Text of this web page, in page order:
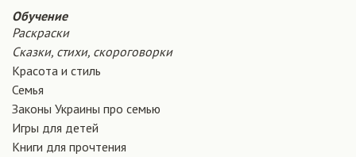
Обучение
Раскраски
Сказки, стихи, скороговорки
Красота и стиль
Семья
Законы Украины про семью
Игры для детей
Книги для прочтения